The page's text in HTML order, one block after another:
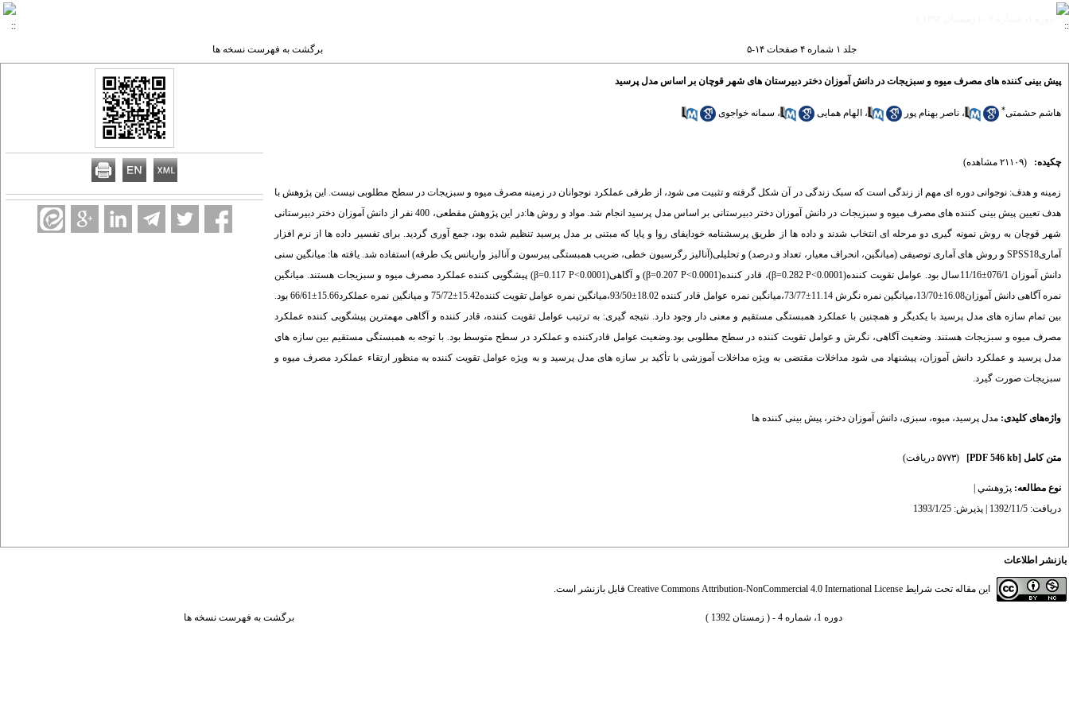
جلد ۱ شماره ۴ صفحات ۱۴-۵ برگشت به فهرست نسخه ها
پیش بینی کننده های مصرف میوه و سبزیجات در دانش آموزان دختر دبیرستان های شهر قوچان بر اساس مدل پرسید
هاشم حشمتی* ، ناصر بهنام پور ، الهام همایی ، سمانه خواجوی
چکیده: (۲۱۱۰۹ مشاهده)
زمینه و هدف: نوجوانی دوره ای مهم از زندگی است که سبک زندگی در آن شکل گرفته و تثبیت می شود، از طرفی عملکرد نوجوانان در زمینه مصرف میوه و سبزیجات در سطح مطلوبی نیست. این پژوهش با
هدف تعیین پیش بینی کننده های مصرف میوه و سبزیجات در دانش آموزان دختر دبیرستانی بر اساس مدل پرسید انجام شد. مواد و روش ها:در این پژوهش مقطعی، 400 نفر از دانش آموزان دختر دبیرستانی
شهر قوچان به روش نمونه گیری دو مرحله ای انتخاب شدند و داده ها از طریق پرسشنامه خودایفای روا و پایا که مبتنی بر مدل پرسید تنظیم شده بود، جمع آوری گردید. برای تفسیر داده ها از نرم افزار
آماریSPSS18 و روش های آماری توصیفی (میانگین، انحراف معیار، تعداد و درصد) و تحلیلی(آنالیز رگرسیون خطی، ضریب همبستگی پیرسون و آنالیز واریانس یک طرفه) استفاده شد. یافته ها: میانگین سنی
دانش آموزان 076/1±11/16سال بود. عوامل تقویت کننده(β=0.282 P<0.0001)، قادر کننده(β=0.207 P<0.0001) و آگاهی(β=0.117 P<0.0001) پیشگویی کننده عملکرد مصرف میوه و سبزیجات هستند. میانگین
نمره آگاهی دانش آموزان16.08±13/70،میانگین نمره نگرش 11.14±73/77،میانگین نمره عوامل قادر کننده 18.02±93/50،میانگین نمره عوامل تقویت کننده15.42±75/72 و میانگین نمره عملکرد15.66±66/61 بود.
بین تمام سازه های مدل پرسید با یکدیگر و همچنین با عملکرد همبستگی مستقیم و معنی دار وجود دارد. نتیجه گیری: به ترتیب عوامل تقویت کننده، قادر کننده و آگاهی مهمترین پیشگویی کننده عملکرد
مصرف میوه و سبزیجات هستند. وضعیت آگاهی، نگرش و عوامل تقویت کننده در سطح مطلوبی بود.وضعیت عوامل قادرکننده و عملکرد در سطح متوسط بود. با توجه به همبستگی مستقیم بین سازه های
مدل پرسید و عملکرد دانش آموزان، پیشنهاد می شود مداخلات مقتضی به ویژه مداخلات آموزشی با تأکید بر سازه های مدل پرسید و به ویژه عوامل تقویت کننده به منظور ارتقاء عملکرد مصرف میوه و
سبزیجات صورت گیرد.
واژه‌های کلیدی: مدل پرسید، میوه، سبزی، دانش آموزان دختر ، پیش بینی کننده ها
متن کامل [PDF 546 kb] (۵۷۷۳ دریافت)
نوع مطالعه: پژوهشي
دریافت: 1392/11/5 | پذیرش: 1393/1/25
بازنشر اطلاعات
این مقاله تحت شرایط Creative Commons Attribution-NonCommercial 4.0 International License قابل بازنشر است.
دوره 1، شماره 4 - ( زمستان 1392 ) برگشت به فهرست نسخه ها